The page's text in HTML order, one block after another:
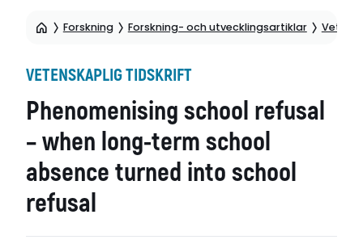
Forskning Forskning- och utvecklingsartiklar
VETENSKAPLIG TIDSKRIFT
Phenomenising school refusal
– when long-term school
absence turned into school
refusal